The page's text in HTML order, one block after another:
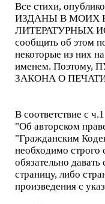
Все стихи,
ИЗДАНЫ В МОИХ
ЛИТЕРАТУРНЫХ
сообщить об этом
некоторые из них
именем.
ЗАКОНА О
В соответствие с
"Об авторском
"Гражданским
необходимо строго
обязательно
страницу, либо
произведения с